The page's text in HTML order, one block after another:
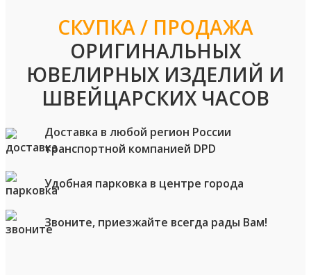
СКУПКА / ПРОДАЖА
ОРИГИНАЛЬНЫХ
ЮВЕЛИРНЫХ ИЗДЕЛИЙ И
ШВЕЙЦАРСКИХ ЧАСОВ
Доставка в любой регион России
транспортной компанией DPD
Удобная парковка в центре города
Звоните, приезжайте всегда рады Вам!